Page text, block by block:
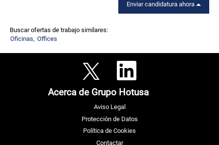
Enviar candidatura ahora
Buscar ofertas de trabajo similares:
Oficinas, Offices
S
a
r
e
u
n
a
n
S
b
e
n
n
n
Acerca de Grupo Hotusa
Aviso Legal
Protección de Datos
Política de Cookies
Contactar